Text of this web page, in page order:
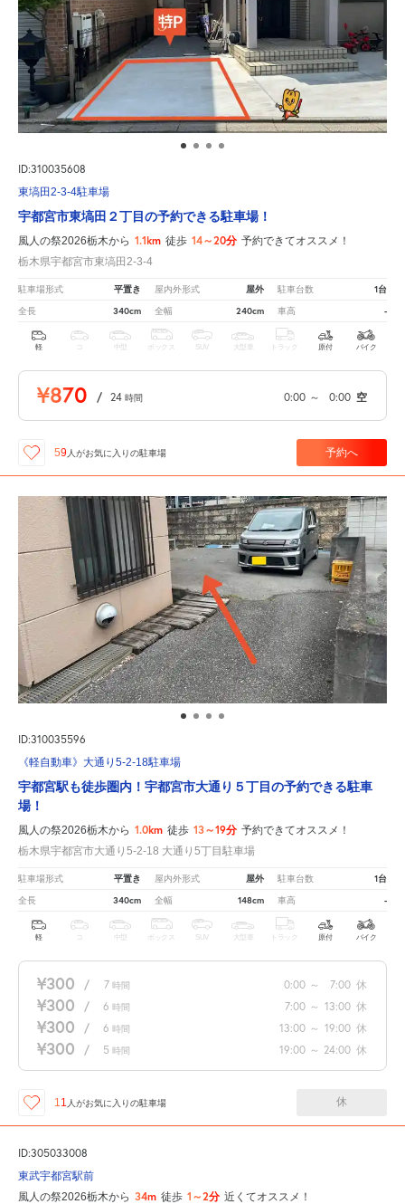
ID:310035608
東塙田2-3-4駐車場
宇都宮市東塙田２丁目の予約できる駐車場！
風人の祭2026栃木から 1.1km 徒歩 14～20分 予約できてオススメ！
栃木県宇都宮市東塙田2-3-4
駐車場形式 平置き 屋内外形式 屋外 駐車台数 1台
全長 340cm 全幅 240cm 車高 -
軽 中型 ボックス SUV 大型車 トラック 原付 バイク
¥870 / 24 時間 0:00 ～ 0:00 空
59人がお気に入りの駐車場 予約へ
ID:310035596
《軽自動車》大通り5-2-18駐車場
宇都宮駅も徒歩圏内！宇都宮市大通り５丁目の予約できる駐車
場！
風人の祭2026栃木から 1.0km 徒歩 13～19分 予約できてオススメ！
栃木県宇都宮市大通り5-2-18 大通り5丁目駐車場
駐車場形式 平置き 屋内外形式 屋外 駐車台数 1台
全長 340cm 全幅 148cm 車高 -
軽 中型 ボックス SUV 大型車 トラック 原付 バイク
¥300 / 7 時間 0:00 ～ 7:00 休
¥300 / 6 時間 7:00 ～ 13:00 休
¥300 / 6 時間 13:00 ～ 19:00 休
¥300 / 5 時間 19:00 ～ 24:00 休
11 人がお気に入りの駐車場 休
ID:305033008
東武宇都宮駅前
風人の祭2026栃木から 34m 徒歩 1～2分 近くてオススメ！